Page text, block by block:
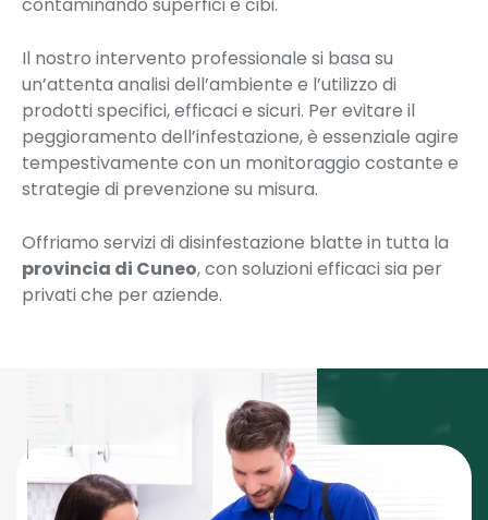
Il nostro intervento professionale si basa su
un’attenta analisi dell’ambiente e l’utilizzo di
prodotti specifici, efficaci e sicuri. Per evitare il
peggioramento dell’infestazione, è essenziale agire
tempestivamente con un monitoraggio costante e
strategie di prevenzione su misura.
Offriamo servizi di disinfestazione blatte in tutta la
provincia di Cuneo, con soluzioni efficaci sia per
privati che per aziende.